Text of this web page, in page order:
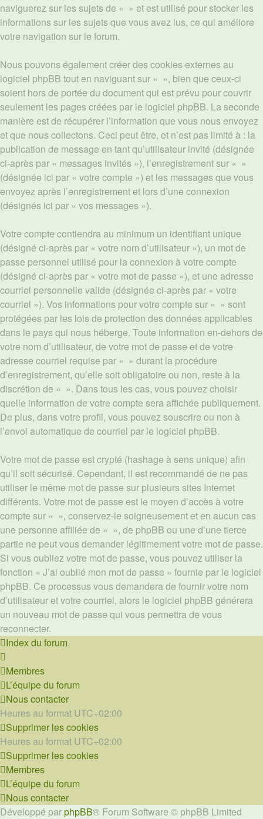
naviguerez sur les sujets de « » et est utilisé pour stocker les
informations sur les sujets que vous avez lus, ce qui améliore
votre navigation sur le forum.
Nous pouvons également créer des cookies externes au
logiciel phpBB tout en naviguant sur « », bien que ceux-ci
soient hors de portée du document qui est prévu pour couvrir
seulement les pages créées par le logiciel phpBB. La seconde
manière est de récupérer l’information que vous nous envoyez
et que nous collectons. Ceci peut être, et n’est pas limité à : la
publication de message en tant qu’utilisateur invité (désignée
ci-après par « messages invités »), l’enregistrement sur « »
(désignée ici par « votre compte ») et les messages que vous
envoyez après l’enregistrement et lors d’une connexion
(désignés ici par « vos messages »).
Votre compte contiendra au minimum un identifiant unique
(désigné ci-après par « votre nom d’utilisateur »), un mot de
passe personnel utilisé pour la connexion à votre compte
(désigné ci-après par « votre mot de passe »), et une adresse
courriel personnelle valide (désignée ci-après par « votre
courriel »). Vos informations pour votre compte sur « » sont
protégées par les lois de protection des données applicables
dans le pays qui nous héberge. Toute information en-dehors de
votre nom d’utilisateur, de votre mot de passe et de votre
adresse courriel requise par « » durant la procédure
d’enregistrement, qu’elle soit obligatoire ou non, reste à la
discrétion de « ». Dans tous les cas, vous pouvez choisir
quelle information de votre compte sera affichée publiquement.
De plus, dans votre profil, vous pouvez souscrire ou non à
l’envoi automatique de courriel par le logiciel phpBB.
Votre mot de passe est crypté (hashage à sens unique) afin
qu’il soit sécurisé. Cependant, il est recommandé de ne pas
utiliser le même mot de passe sur plusieurs sites Internet
différents. Votre mot de passe est le moyen d’accès à votre
compte sur « », conservez-le soigneusement et en aucun cas
une personne affiliée de « », de phpBB ou une d’une tierce
partie ne peut vous demander légitimement votre mot de passe.
Si vous oubliez votre mot de passe, vous pouvez utiliser la
fonction « J’ai oublié mon mot de passe » fournie par le logiciel
phpBB. Ce processus vous demandera de fournir votre nom
d’utilisateur et votre courriel, alors le logiciel phpBB générera
un nouveau mot de passe qui vous permettra de vous
reconnecter.
Index du forum
Membres
L’équipe du forum
Nous contacter
Heures au format UTC+02:00
Supprimer les cookies
Heures au format UTC+02:00
Supprimer les cookies
Membres
L’équipe du forum
Nous contacter
Développé parphpBB® Forum Software © phpBB Limited